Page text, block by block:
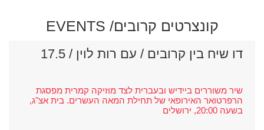
קונצרטים קרובים/ EVENTS
דו שיח בין קרובים / עם רות לוין / 17.5
שיר משוררים ביידיש ובעברית לצד מוזיקה קמרית מפסגת
הרפרטואר האירופאי של תחילת המאה העשרים. בית אצ"ג,
בשעה 20:00, ירושלים